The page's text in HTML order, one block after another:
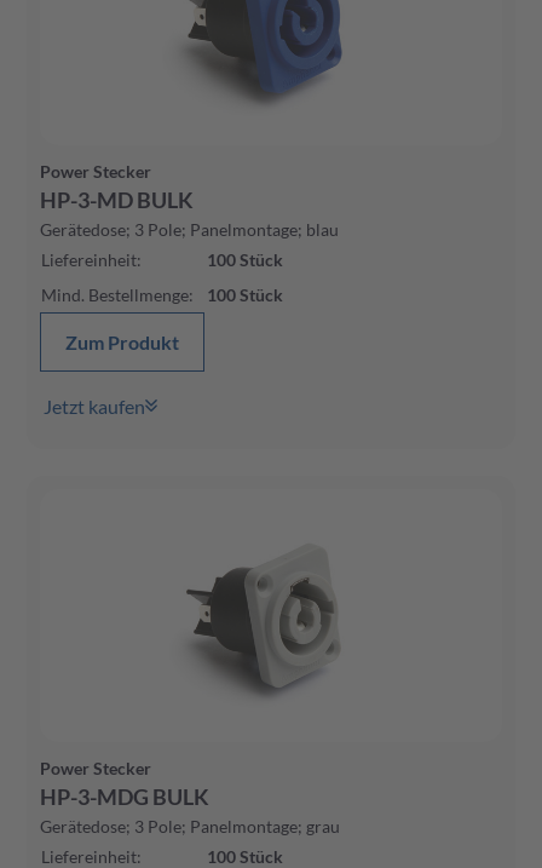
Power Stecker
HP-3-MD BULK
Gerätedose; 3 Pole; Panelmontage; blau
Liefereinheit: 100Stück
Mind. Bestellmenge: 100Stück
Zum Produkt
Jetzt kaufen
Power Stecker
HP-3-MDG BULK
Gerätedose; 3 Pole; Panelmontage; grau
Liefereinheit: 100Stück